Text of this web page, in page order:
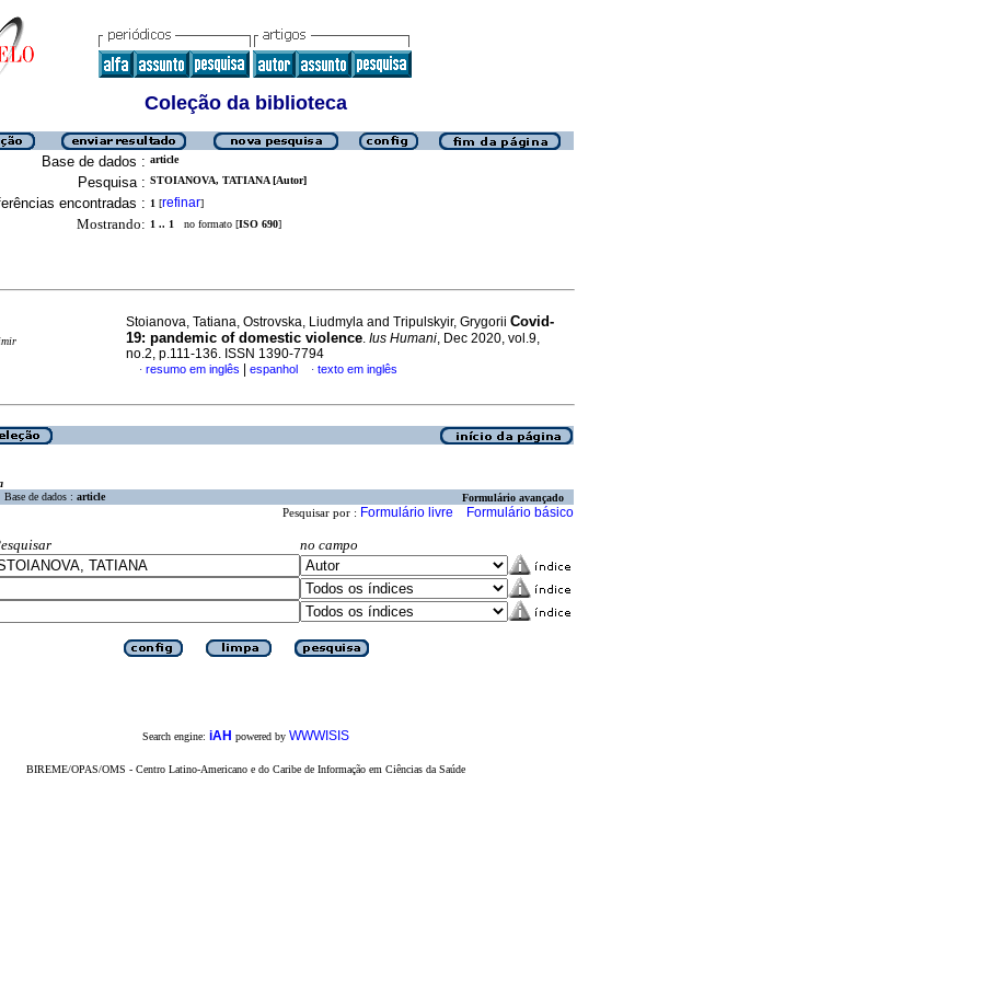
Coleção da biblioteca
Base de dados : article
Pesquisa : STOIANOVA, TATIANA [Autor]
encontradas : 1 [refinar]
Mostrando: 1 .. 1 no formato [ISO 690]
Stoianova, Tatiana, Ostrovska, Liudmyla and Tripulskyir, Grygorii Covid-
19: pandemic of domestic violence. Ius Humani, Dec 2020, vol.9,
no.2, p.111-136. ISSN 1390-7794
· resumo em inglês espanhol · texto em inglês
Base de dados : article Formulário avançado
Pesquisar por : Formulário livre Formulário básico
no campo
Search engine: iAH powered by WWWISIS
BIREME/OPAS/OMS - Centro Latino-Americano e do Caribe de Informação em Ciências da Saúde